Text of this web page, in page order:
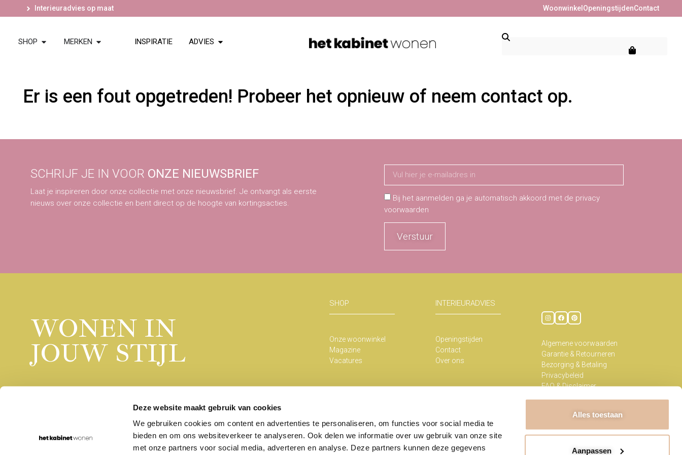
Deze website maakt gebruik van cookies
We gebruiken cookies om content en advertenties te personaliseren, om functies voor social media te
bieden en om ons websiteverkeer te analyseren. Ook delen we informatie over uw gebruik van onze site
met onze partners voor social media, adverteren en analyse. Deze partners kunnen deze gegevens
Alles toestaan
Aanpassen
Interieuradvies op maat Woonwinkel OpeningstijdenContact
SHOP MERKEN INSPIRATIE ADVIES
Er is een fout opgetreden! Probeer het opnieuw of neem contact op.
SCHRIJF JE IN VOOR ONZE NIEUWSBRIEF
Laat je inspireren door onze collectie met onze nieuwsbrief. Je ontvangt als eerste
nieuws over onze collectie en bent direct op de hoogte van kortingsacties.
Bij het aanmelden ga je automatisch akkoord met de privacy
voorwaarden
Verstuur
WONEN IN
JOUW STIJL
SHOP
Onze woonwinkel
Magazine
Vacatures
INTERIEURADVIES
Openingstijden
Contact
Over ons
Algemene voorwaarden
Garantie & Retourneren
Bezorging & Betaling
Privacybeleid
FAQ & Disclaimer
Rumpsterweg 1-5
030-656 70 68
info@hetkabinet.nl
Copyright Het Kabinet 2026